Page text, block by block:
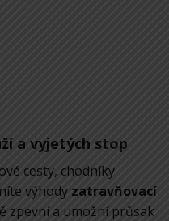
a vyjetých stop
cesty, chodníky
výhody zatravňovací
zpevní a umožní průsak